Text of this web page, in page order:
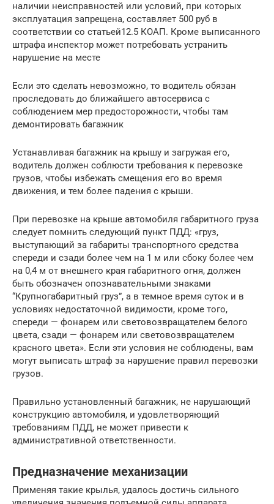
наличии неисправностей или условий, при которых
эксплуатация запрещена, составляет 500 руб в
соответствии со статьей12.5 КОАП. Кроме выписанного
штрафа инспектор может потребовать устранить
нарушение на месте
Если это сделать невозможно, то водитель обязан
проследовать до ближайшего автосервиса с
соблюдением мер предосторожности, чтобы там
демонтировать багажник
Устанавливая багажник на крышу и загружая его,
водитель должен соблюсти требования к перевозке
грузов, чтобы избежать смещения его во время
движения, и тем более падения с крыши.
При перевозке на крыше автомобиля габаритного груза
следует помнить следующий пункт ПДД: «груз,
выступающий за габариты транспортного средства
спереди и сзади более чем на 1 м или сбоку более чем
на 0,4 м от внешнего края габаритного огня, должен
быть обозначен опознавательными знаками
“Крупногабаритный груз”, а в темное время суток и в
условиях недостаточной видимости, кроме того,
спереди — фонарем или световозвращателем белого
цвета, сзади — фонарем или световозвращателем
красного цвета». Если эти условия не соблюдены, вам
могут выписать штраф за нарушение правил перевозки
грузов.
Правильно установленный багажник, не нарушающий
конструкцию автомобиля, и удовлетворяющий
требованиям ПДД, не может привести к
административной ответственности.
Предназначение механизации
Применяя такие крылья, удалось достичь сильного